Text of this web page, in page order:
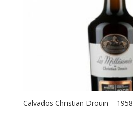
Calvados Christian Drouin – 1958